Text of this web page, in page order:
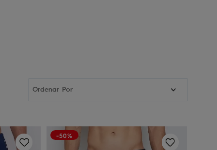
Ordenar Por
-50%